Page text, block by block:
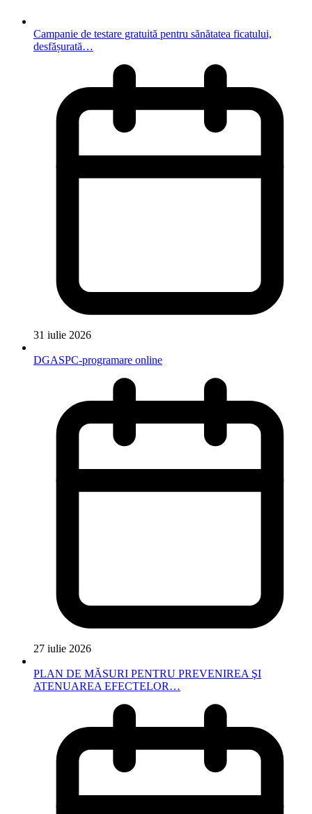
Campanie de testare gratuită pentru sănătatea ficatului,
desfășurată…
31 iulie 2026
DGASPC-programare online
27 iulie 2026
PLAN DE MĂSURI PENTRU PREVENIREA ŞI
ATENUAREA EFECTELOR…